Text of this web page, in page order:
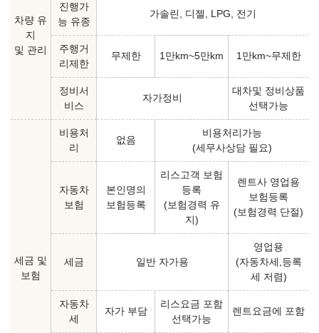
차량 유
지
및 관리
진행가
능 유종
가솔린, 디젤, LPG, 전기
주행거
리제한
무제한 1만km~5만km 1만km~무제한
정비서
비스
자가정비
대차및 정비상품
선택가능
세금 및
보험
비용처
리
없음
비용처리가능
(세무사상담 필요)
자동차
보험
본인명의
보험등록
리스고객 보험
등록
(보험경력 유
지)
렌트사 영업용
보험등록
(보험경력 단절)
세금 일반 자가용
영업용
(자동차세,등록
세 저렴)
자동차
세
자가 부담
리스요금 포함
선택가능
렌트요금에 포함